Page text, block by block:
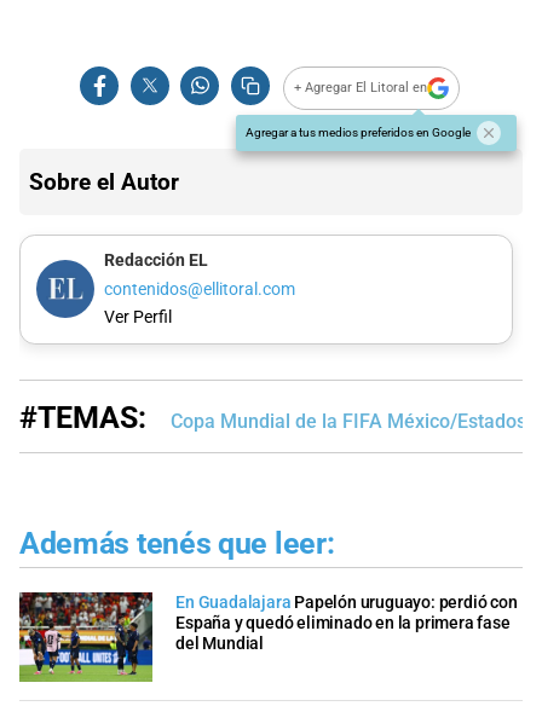
+ Agregar El Litoral en
Agregar a tus medios preferidos en Google
Sobre el Autor
Redacción EL
contenidos@ellitoral.com
Ver Perfil
#TEMAS: Copa Mundial de la FIFA México/Estados
Además tenés que leer:
En Guadalajara Papelón uruguayo: perdió con
España y quedó eliminado en la primera fase
del Mundial